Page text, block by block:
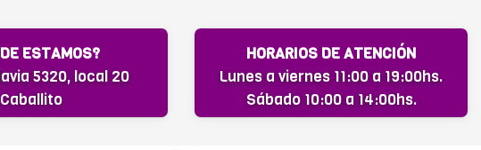
ESTAMOS?
5320, local 20
Caballito
HORARIOS DE ATENCIÓN
Lunes a viernes 11:00 a 19:00hs.
Sábado 10:00 a 14:00hs.